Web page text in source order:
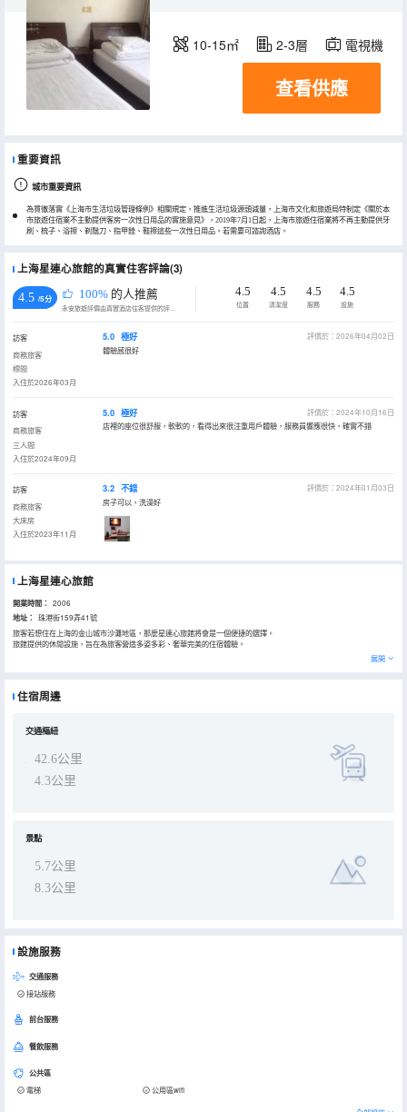
10-15㎡ 2-3層 電視機
查看供應
重要資訊
城市重要資訊
為貫徹落實《上海市生活垃圾管理條例》相關規定，推進生活垃圾源頭減量，上海市文化和旅遊局特制定《關於本
市旅遊住宿業不主動提供客房一次性日用品的實施意見》，2019年7月1日起，上海市旅遊住宿業將不再主動提供牙
刷、梳子、浴擦、剃鬚刀、指甲銼、鞋擦這些一次性日用品。若需要可諮詢酒店。
上海星連心旅館的真實住客評論(3)
4.5 /5分 100% 的人推薦
永安旅遊評價由真實酒店住客提供的評價。
4.5
位置
4.5
清潔度
4.5
服務
4.5
設施
訪客
商務旅客
標間
入住於2026年03月
5.0 極好
評價於：2026年04月02日
體驗感很好
訪客
商務旅客
三人間
入住於2024年09月
5.0 極好
評價於：2024年10月16日
店裡的座位很舒服，軟軟的，看得出來很注重用戶體驗，服務員響應很快，確實不錯
訪客
商務旅客
大床房
入住於2023年11月
3.2 不錯
評價於：2024年01月03日
房子可以，洗澡好
上海星連心旅館
開業時間： 2006
地址：
珠港街159弄41號
旅客若想住在上海的金山城市沙灘地區，那麼星連心旅館將會是一個便捷的選擇。
旅館提供的休閒設施，旨在為旅客營造多姿多彩、奢華完美的住宿體驗。
展開
住宿周邊
交通樞紐
42.6公里
4.3公里
景點
5.7公里
8.3公里
設施服務
交通服務
接站服務
前台服務
餐飲服務
公共區
電梯 公用區wifi